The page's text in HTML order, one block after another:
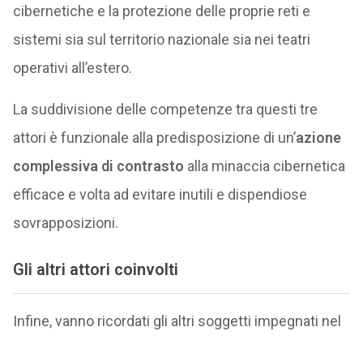
cibernetiche e la protezione delle proprie reti e
sistemi sia sul territorio nazionale sia nei teatri
operativi all’estero.
La suddivisione delle competenze tra questi tre
attori è funzionale alla predisposizione di un’azione
complessiva di contrasto alla minaccia cibernetica
efficace e volta ad evitare inutili e dispendiose
sovrapposizioni.
Gli altri attori coinvolti
Infine, vanno ricordati gli altri soggetti impegnati nel